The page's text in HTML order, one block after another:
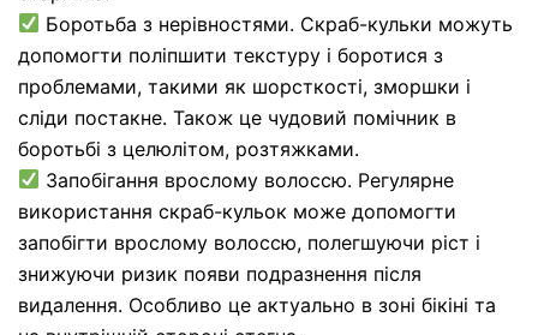
Боротьба з нерівностями. Скраб-кульки можуть
допомогти поліпшити текстуру і боротися з
проблемами, такими як шорсткості, зморшки і
сліди постакне. Також це чудовий помічник в
боротьбі з целюлітом, розтяжками.
Запобігання врослому волоссю. Регулярне
використання скраб-кульок може допомогти
запобігти врослому волоссю, полегшуючи ріст і
знижуючи ризик появи подразнення після
видалення. Особливо це актуально в зоні бікіні та